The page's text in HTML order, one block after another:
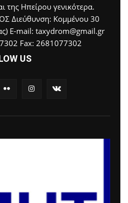
της Ηπείρου γενικότερα.
Διεύθυνση: Κομμένου 30
E-mail: taxydrom@gmail.gr
Fax: 2681077302
US